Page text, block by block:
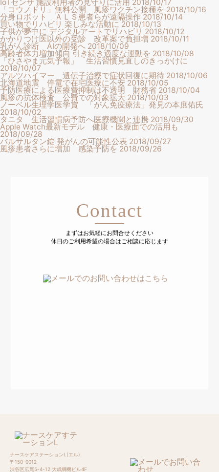
IoTセンサ 施設利用者の見守りに活用 2018/10/17
「コウノドリ」無料公開 風疹ワクチン接種を 2018/10/16
分身ロボット ＡＬＳ患者らが遠隔操作 2018/10/14
買い物でリハビリ 楽しみな活動に 2018/10/13
子供が夢中に デジタルアートでリハビリ 2018/10/12
かかりつけ医以外の受診 改革案で負担増 2018/10/11
乳がん診断 AIの開発へ 2018/10/09
高齢者体力増加傾向 引き続き適度な運動を 2018/10/08
「ひさやま元気予報」 生活習慣見直しのきっかけに
2018/10/07
アルツハイマー 遺伝子治療で症状回復に期待 2018/10/06
北海道地震 停電で在宅医療に不安 2018/10/05
予防医療による医療費抑制は不透明 財務省 2018/10/04
風疹の抗体検査 公費での対象拡大 2018/10/03
ノーベル生理学医学賞 「がん免疫療法」発見の本庶佑氏
2018/10/02
タニタ 生活習慣病予防へ医療機関と連携 2018/09/30
Apple Watch最新モデル 健康・医療面での活用も
2018/09/28
バルサルタン錠 発がんの可能性公表 2018/09/27
風疹患者さらに増加 感染予防を 2018/09/26
Contact
まずはお気軽にお問合せください
休日のご利用希望の場合はご相談に応じます
ナースケアステーションL(エル)
〒150-0012
渋谷区広尾5-4-12 大成綱機ビル4F